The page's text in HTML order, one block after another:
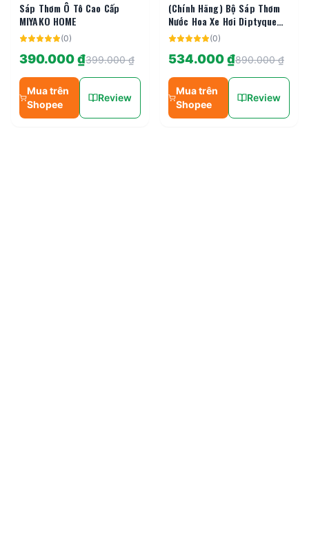
Sáp Thơm Ô Tô Cao Cấp
MIYAKO HOME
(0)
390.000 ₫399.000 ₫
Mua trên
Shopee
Review
(Chính Hãng) Bộ Sáp Thơm
Nước Hoa Xe Hơi Diptyque
Car Dòng Cao Cấp Kẹp Cửa
(0)
534.000 ₫890.000 ₫
Mua trên
Shopee
Review